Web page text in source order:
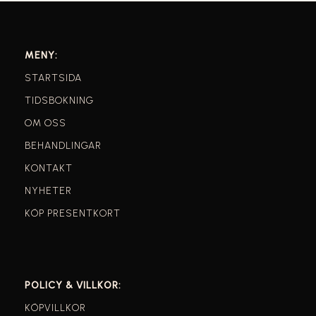
MENY:
STARTSIDA
TIDSBOKNING
OM OSS
BEHANDLINGAR
KONTAKT
NYHETER
KÖP PRESENTKORT
POLICY & VILLKOR:
KÖPVILLKOR